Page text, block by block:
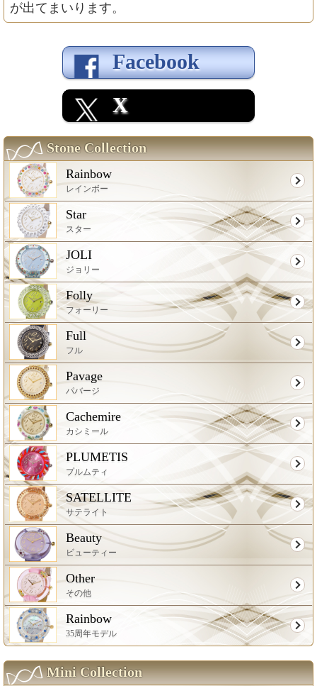
が出てまいります。
Facebook
X
Stone Collection
Rainbow
レインボー
Star
スター
JOLI
ジョリー
Folly
フォーリー
Full
フル
Pavage
パバージ
Cachemire
カシミール
PLUMETIS
プルムティ
SATELLITE
サテライト
Beauty
ビューティー
Other
その他
Rainbow
35周年モデル
Mini Collection